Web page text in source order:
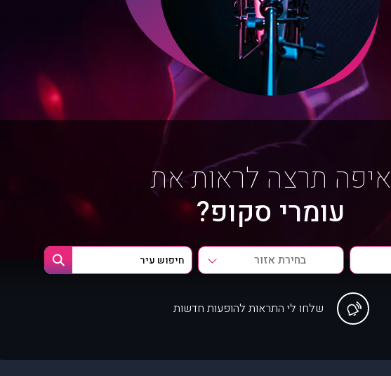
איפה תרצה לראות את
עומרי סקופ?
בחירת אזור
שלחו לי התראות להופעות חדשות